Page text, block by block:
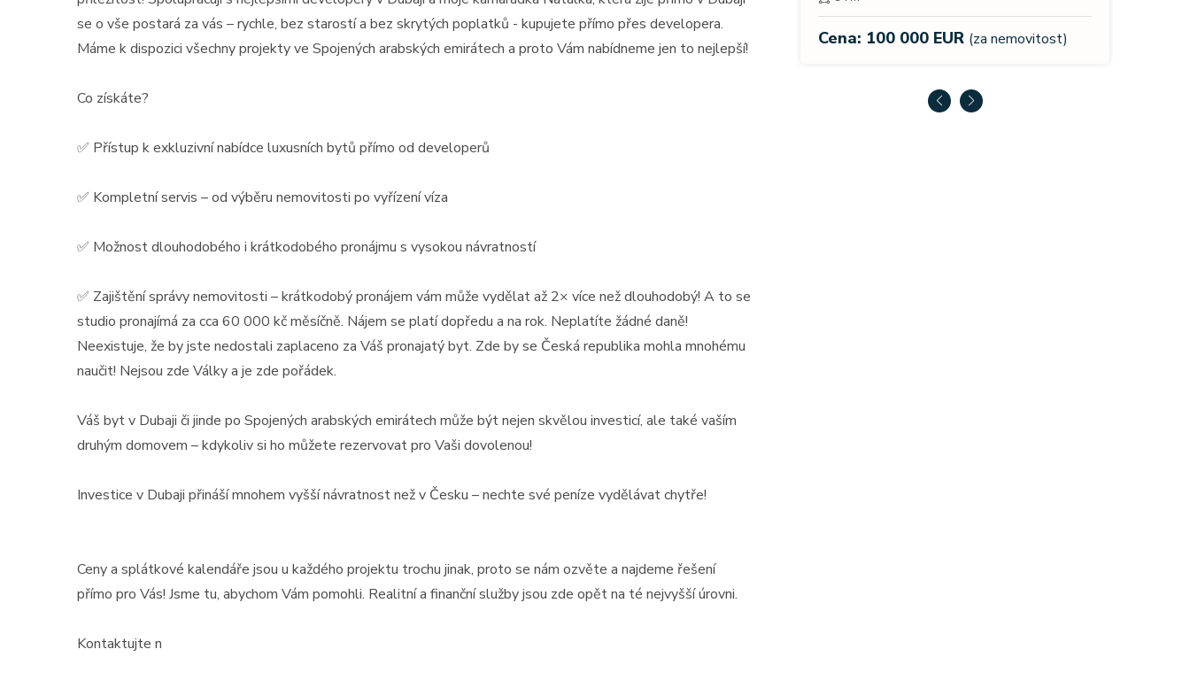
se o vše postará za vás – rychle, bez starostí a bez skrytých poplatků - kupujete přímo přes developera.
Máme k dispozici všechny projekty ve Spojených arabských emirátech a proto Vám nabídneme jen to nejlepší!
Co získáte?
✅ Přístup k exkluzivní nabídce luxusních bytů přímo od developerů
✅ Kompletní servis – od výběru nemovitosti po vyřízení víza
✅ Možnost dlouhodobého i krátkodobého pronájmu s vysokou návratností
✅ Zajištění správy nemovitosti – krátkodobý pronájem vám může vydělat až 2× více než dlouhodobý! A to se
studio pronajímá za cca 60 000 kč měsíčně. Nájem se platí dopředu a na rok. Neplatíte žádné daně!
Neexistuje, že by jste nedostali zaplaceno za Váš pronajatý byt. Zde by se Česká republika mohla mnohému
naučit! Nejsou zde Války a je zde pořádek.
Váš byt v Dubaji či jinde po Spojených arabských emirátech může být nejen skvělou investicí, ale také vaším
druhým domovem – kdykoliv si ho můžete rezervovat pro Vaši dovolenou!
Investice v Dubaji přináší mnohem vyšší návratnost než v Česku – nechte své peníze vydělávat chytře!
Ceny a splátkové kalendáře jsou u každého projektu trochu jinak, proto se nám ozvěte a najdeme řešení
přímo pro Vás! Jsme tu, abychom Vám pomohli. Realitní a finanční služby jsou zde opět na té nejvyšší úrovni.
Kontaktujte n
Cena: 2 381 000 Kč(za nemovitost) Cena: 780 000 EUR
Cena: 100 000 EUR (za nemovitost)